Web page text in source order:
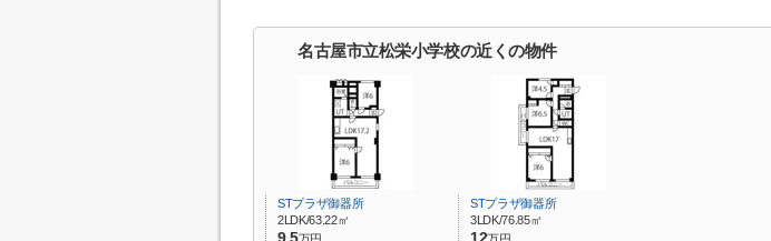
名古屋市立松栄小学校の近くの物件
STプラザ御器所
2LDK/63.22㎡
STプラザ御器所
3LDK/76.85㎡